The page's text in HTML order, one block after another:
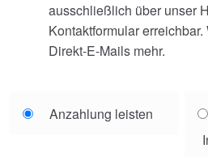
ausschließlich über unser
Kontaktformular
Direkt-E-Mails mehr.
your
Anzahlung leisten